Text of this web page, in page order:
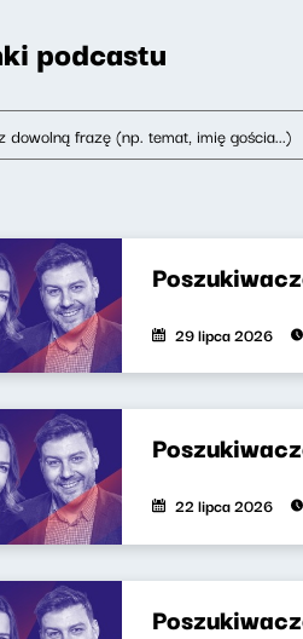
podcastu
29 lipca 2026
22 lipca 2026